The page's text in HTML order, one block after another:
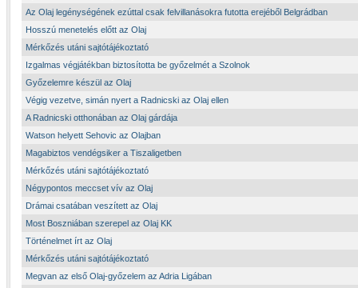
Az Olaj legénységének ezúttal csak felvillanásokra futotta erejéből Belgrádban
Hosszú menetelés előtt az Olaj
Mérkőzés utáni sajtótájékoztató
Izgalmas végjátékban biztosította be győzelmét a Szolnok
Győzelemre készül az Olaj
Végig vezetve, simán nyert a Radnicski az Olaj ellen
A Radnicski otthonában az Olaj gárdája
Watson helyett Sehovic az Olajban
Magabiztos vendégsiker a Tiszaligetben
Mérkőzés utáni sajtótájékoztató
Négypontos meccset vív az Olaj
Drámai csatában veszített az Olaj
Most Boszniában szerepel az Olaj KK
Történelmet írt az Olaj
Mérkőzés utáni sajtótájékoztató
Megvan az első Olaj-győzelem az Adria Ligában